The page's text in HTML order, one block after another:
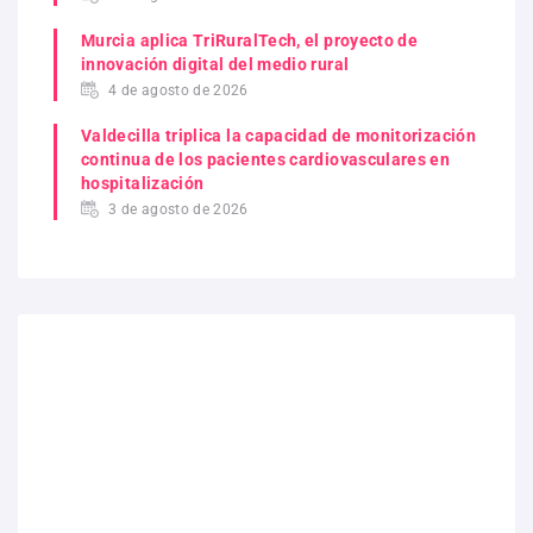
Murcia aplica TriRuralTech, el proyecto de
innovación digital del medio rural
4 de agosto de 2026
Valdecilla triplica la capacidad de monitorización
continua de los pacientes cardiovasculares en
hospitalización
3 de agosto de 2026